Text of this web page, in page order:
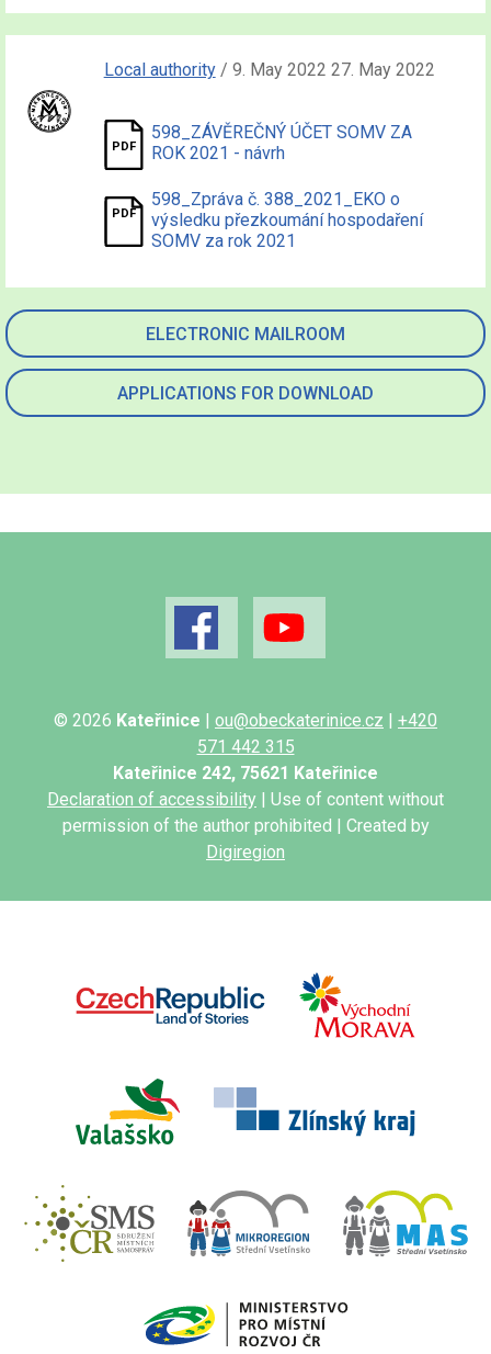
ELECTRONIC MAILROOM
APPLICATIONS FOR DOWNLOAD
Local authority/ 9. May 2022 27. May 2022
598_ZÁVĚREČNÝ ÚČET SOMV ZA
ROK 2021 - návrh
598_Zpráva č. 388_2021_EKO o
výsledku přezkoumání hospodaření
SOMV za rok 2021
© 2026 Kateřinice | ou@obeckaterinice.cz | +420
571 442 315
Kateřinice 242, 75621 Kateřinice
Declaration of accessibility | Use of content without
permission of the author prohibited | Created by
Digiregion